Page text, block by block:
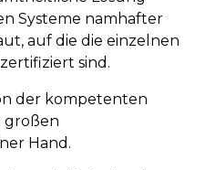
Systeme namhafter
auf die die einzelnen
sind.
der kompetenten
großen
Hand.